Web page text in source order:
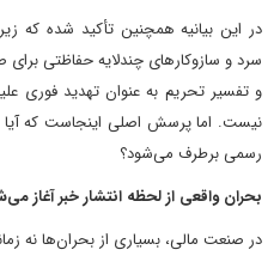
در این بیانیه همچنین تأکید شده که
سرد و سازوکارهای چندلایه حفاظتی برای
و تفسیر تحریم به عنوان تهدید فوری
نیست. اما پرسش اصلی اینجاست که آیا
رسمی برطرف می‌شود؟
بحران واقعی از لحظه انتشار خبر آغاز
در صنعت مالی، بسیاری از بحران‌ها نه